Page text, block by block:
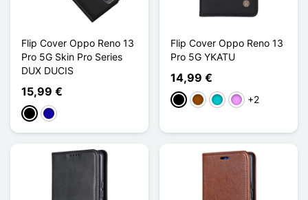
Flip Cover Oppo Reno 13
Pro 5G Skin Pro Series
DUX DUCIS
15,99 €
NegroAzul oscuro
Flip Cover Oppo Reno 13
Pro 5G YKATU
14,99 €
NegroMarrónTurquesaMorado claro
+2